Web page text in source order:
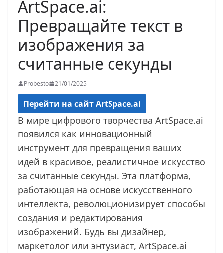
ArtSpace.ai:
Превращайте текст в
изображения за
считанные секунды
Probesto 21/01/2025
Перейти на сайт ArtSpace.ai
В мире цифрового творчества ArtSpace.ai
появился как инновационный
инструмент для превращения ваших
идей в красивое, реалистичное искусство
за считанные секунды. Эта платформа,
работающая на основе искусственного
интеллекта, революционизирует способы
создания и редактирования
изображений. Будь вы дизайнер,
маркетолог или энтузиаст, ArtSpace.ai